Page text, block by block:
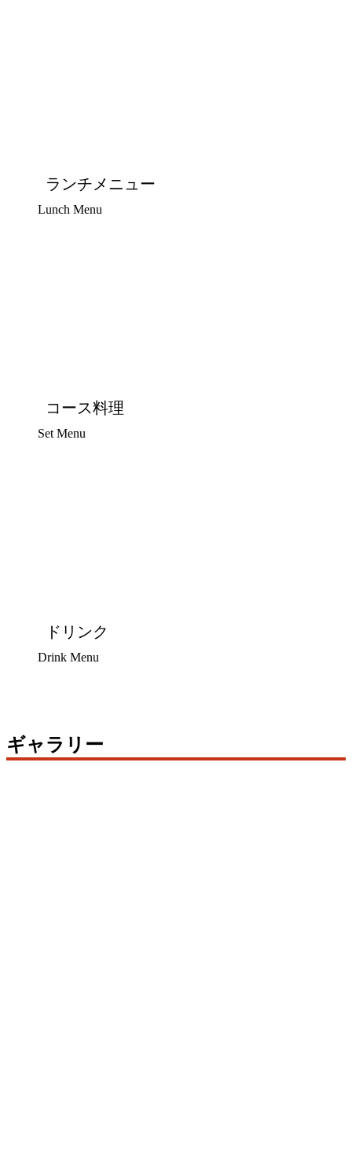
ランチメニュー
Lunch Menu
コース料理
Set Menu
ドリンク
Drink Menu
ギャラリー